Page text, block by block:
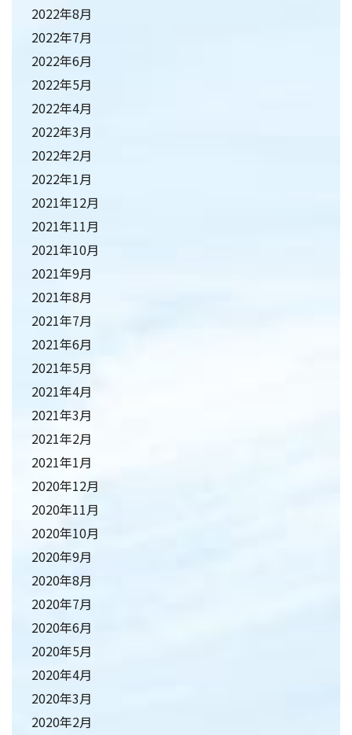
2022年8月
2022年7月
2022年6月
2022年5月
2022年4月
2022年3月
2022年2月
2022年1月
2021年12月
2021年11月
2021年10月
2021年9月
2021年8月
2021年7月
2021年6月
2021年5月
2021年4月
2021年3月
2021年2月
2021年1月
2020年12月
2020年11月
2020年10月
2020年9月
2020年8月
2020年7月
2020年6月
2020年5月
2020年4月
2020年3月
2020年2月